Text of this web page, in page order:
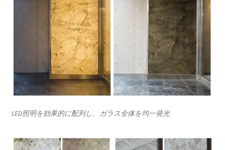
LED照明を効果的に配列し、ガラス全体を均一発光